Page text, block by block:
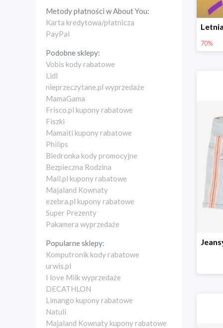
Metody płatności wAbout You:
Karta kredytowa/płatnicza
PayPal
Podobne sklepy:
Vobis kody rabatowe
Lidl
nieprzeczytane.pl wyprzedaże
MamaGama
Frisco.pl kupony rabatowe
Fiszki
Mamaiti kupony rabatowe
Philips
Biedronka kody promocyjne
Bezpieczna Rodzina
Mall.pl kupony rabatowe
Majaland Kownaty
ezebra.pl kupony rabatowe
Super Prezenty
Pakamera wyprzedaże
Popularne sklepy:
Komputronik kody rabatowe
urwis.pl
I love Milk wyprzedaże
DECATHLON
Limango kupony rabatowe
Natuli
Majaland Kownaty kupony rabatowe
70%